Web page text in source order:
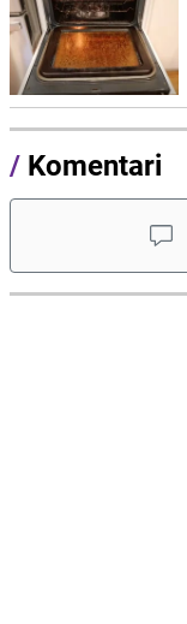
/ Komentari